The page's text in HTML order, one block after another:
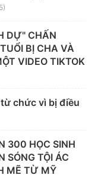
DỰ" CHẤN
BỊ CHA VÀ
VIDEO TIKTOK
chức vì bị điều
300 HỌC SINH
SÓNG TỘI ÁC
MẼ TỪ MỸ